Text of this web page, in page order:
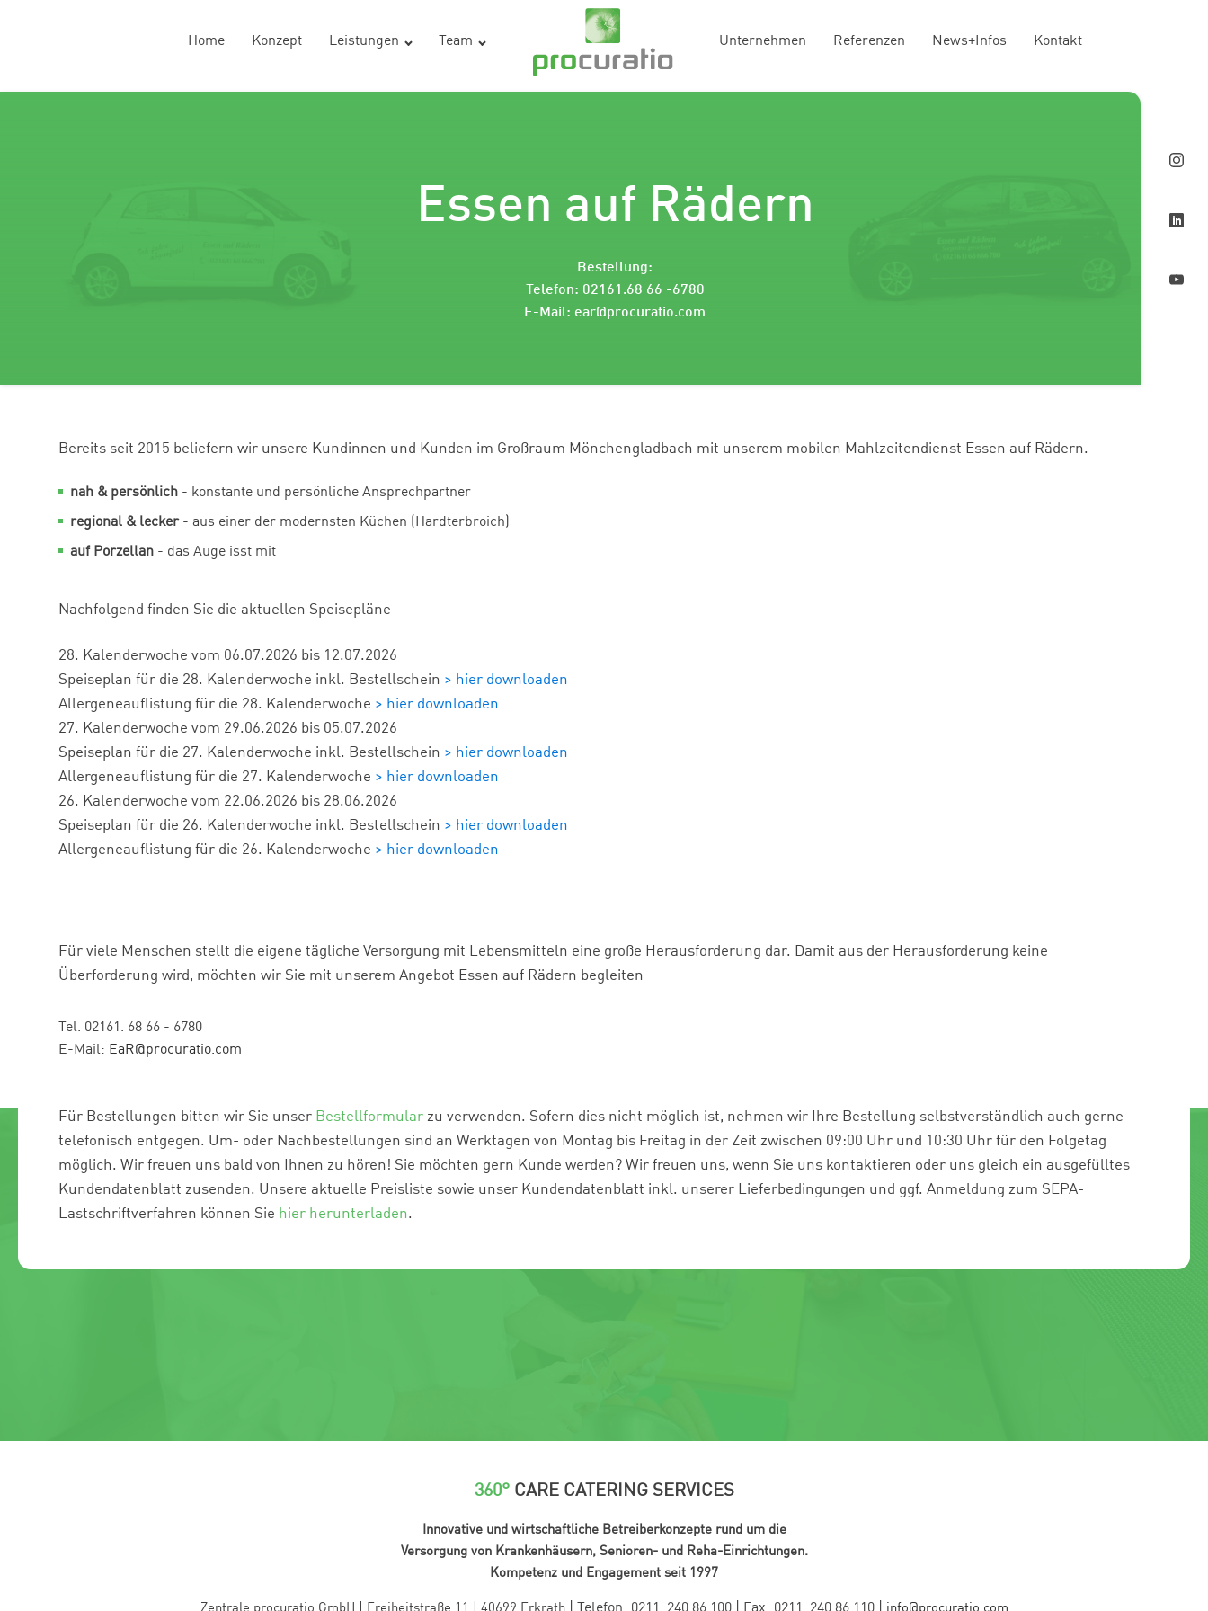
Home Konzept Leistungen Team Unternehmen Referenzen News+Infos Kontakt
Essen auf Rädern
Bestellung:
Telefon: 02161.68 66 -6780
E-Mail: ear@procuratio.com
Bereits seit 2015 beliefern wir unsere Kundinnen und Kunden im Großraum Mönchengladbach mit unserem mobilen Mahlzeitendienst Essen auf Rädern.
nah & persönlich - konstante und persönliche Ansprechpartner
regional & lecker- aus einer der modernsten Küchen (Hardterbroich)
auf Porzellan - das Auge isst mit
Nachfolgend finden Sie die aktuellen Speisepläne
28. Kalenderwoche vom 06.07.2026 bis 12.07.2026
Speiseplan für die 28. Kalenderwoche inkl. Bestellschein > hier downloaden
Allergeneauflistung für die 28. Kalenderwoche > hier downloaden
27. Kalenderwoche vom 29.06.2026 bis 05.07.2026
Speiseplan für die 27. Kalenderwoche inkl. Bestellschein > hier downloaden
Allergeneauflistung für die 27. Kalenderwoche > hier downloaden
26. Kalenderwoche vom 22.06.2026 bis 28.06.2026
Speiseplan für die 26. Kalenderwoche inkl. Bestellschein > hier downloaden
Allergeneauflistung für die 26. Kalenderwoche > hier downloaden
Für viele Menschen stellt die eigene tägliche Versorgung mit Lebensmitteln eine große Herausforderung dar. Damit aus der Herausforderung keine
Überforderung wird, möchten wir Sie mit unserem Angebot Essen auf Rädern begleiten
Tel. 02161. 68 66 - 6780
E-Mail: EaR@procuratio.com
Für Bestellungen bitten wir Sie unser Bestellformular zu verwenden. Sofern dies nicht möglich ist, nehmen wir Ihre Bestellung selbstverständlich auch gerne
telefonisch entgegen. Um- oder Nachbestellungen sind an Werktagen von Montag bis Freitag in der Zeit zwischen 09:00 Uhr und 10:30 Uhr für den Folgetag
möglich. Wir freuen uns bald von Ihnen zu hören! Sie möchten gern Kunde werden? Wir freuen uns, wenn Sie uns kontaktieren oder uns gleich ein ausgefülltes
Kundendatenblatt zusenden. Unsere aktuelle Preisliste sowie unser Kundendatenblatt inkl. unserer Lieferbedingungen und ggf. Anmeldung zum SEPA-
Lastschriftverfahren können Sie hier herunterladen.
360°CARE CATERING SERVICES
Innovative und wirtschaftliche Betreiberkonzepte rund um die
Versorgung von Krankenhäusern, Senioren- und Reha-Einrichtungen.
Kompetenz und Engagement seit 1997
Zentrale procuratio GmbH Freiheitstraße 11 | 40699 Erkrath info@procuratio.com